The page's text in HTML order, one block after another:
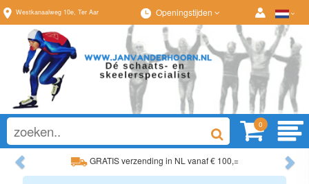
Westkanaalweg 10e, Ter Aar Openingstijden
0
GRATIS verzending in NL vanaf € 100,=
Previous